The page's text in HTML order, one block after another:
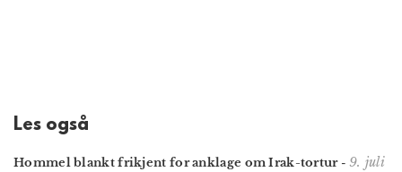
Les også
Hommel blankt frikjent for anklage om Irak-tortur- 9. juli